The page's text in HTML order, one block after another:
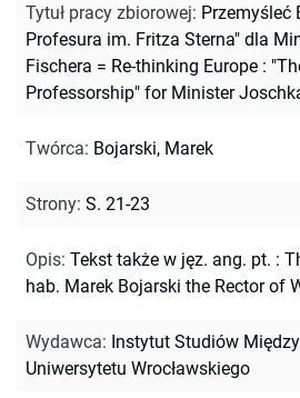
Tytuł pracy zbiorowej: Przemyśleć
Profesura im. Fritza Sterna" dla
Fischera = Re-thinking Europe :
Professorship" for Minister
Twórca: Bojarski, Marek
Strony: S. 21-23
Opis: Tekst także w jęz. ang. pt. :
hab. Marek Bojarski the Rector of
Wydawca: Instytut Studiów
Uniwersytetu Wrocławskiego